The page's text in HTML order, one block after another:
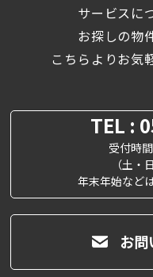
サービスに
お探しの物
こちらよりお気
TEL :
受付時
（土・
年末年始など
お